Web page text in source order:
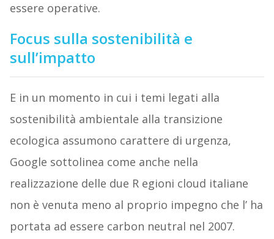
essere operative.
Focus sulla sostenibilità e
sull’impatto
E in un momento in cui i temi legati alla
sostenibilità ambientale alla transizione
ecologica assumono carattere di urgenza,
Google sottolinea come anche nella
realizzazione delle due R egioni cloud italiane
non è venuta meno al proprio impegno che l’ ha
portata ad essere carbon neutral nel 2007.